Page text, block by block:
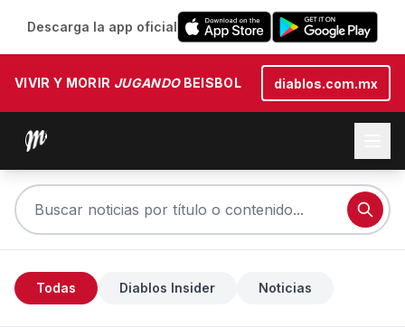
Descarga la app oficial
VIVIR Y MORIR JUGANDOBEISBOL diablos.com.mx
Todas Diablos Insider Noticias